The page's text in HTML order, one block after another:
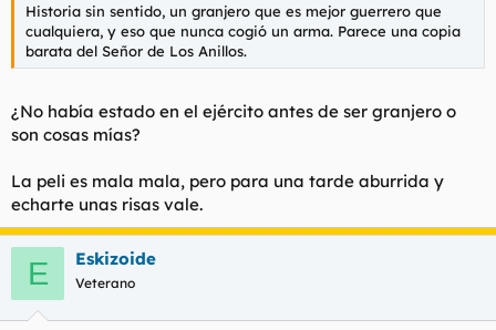
Historia sin sentido, un granjero que es mejor guerrero que
cualquiera, y eso que nunca cogió un arma. Parece una copia
barata del Señor de Los Anillos.
¿No había estado en el ejército antes de ser granjero o
son cosas mías?
La peli es mala mala, pero para una tarde aburrida y
echarte unas risas vale.
E Eskizoide
Veterano